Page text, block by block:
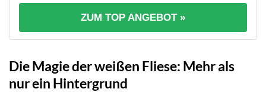
ZUM TOP ANGEBOT »
Die Magie der weißen Fliese: Mehr als
nur ein Hintergrund